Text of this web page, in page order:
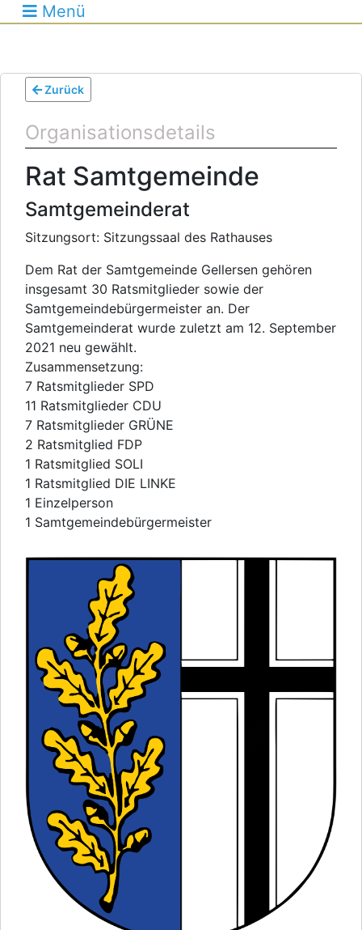
Menü
Zurück
Organisationsdetails
Rat Samtgemeinde
Samtgemeinderat
Sitzungsort: Sitzungssaal des Rathauses
Dem Rat der Samtgemeinde Gellersen gehören
insgesamt 30 Ratsmitglieder sowie der
Samtgemeindebürgermeister an. Der
Samtgemeinderat wurde zuletzt am 12. September
2021 neu gewählt.
Zusammensetzung:
7 Ratsmitglieder SPD
11 Ratsmitglieder CDU
7 Ratsmitglieder GRÜNE
2 Ratsmitglied FDP
1 Ratsmitglied SOLI
1 Ratsmitglied DIE LINKE
1 Einzelperson
1 Samtgemeindebürgermeister